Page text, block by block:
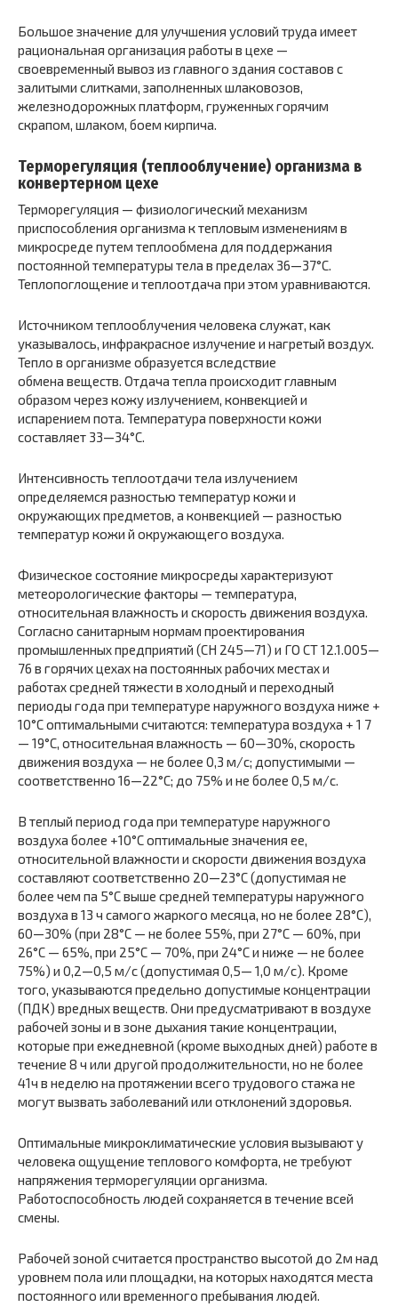
Большое значение для улучшения условий труда имеет
рациональная организация работы в цехе —
своевременный вывоз из главного здания составов с
залитыми слитками, заполненных шлаковозов,
железнодорожных платформ, груженных горячим
скрапом, шлаком, боем кирпича.
Терморегуляция (теплооблучение) организма в
конвертерном цехе
Терморегуляция — физиологический механизм
приспособления организма к тепловым изменениям в
микросреде путем теплообмена для поддержания
постоянной температуры тела в пределах 36—37°С.
Теплопоглощение и теплоотдача при этом уравниваются.
Источником теплооблучения человека служат, как
указывалось, инфракрасное излучение и нагретый воздух.
Тепло в организме образуется вследствие
обмена веществ. Отдача тепла происходит главным
образом через кожу излучением, конвекцией и
испарением пота. Температура поверхности кожи
составляет 33—34°С.
Интенсивность теплоотдачи тела излучением
определяемся разностью температур кожи и
окружающих предметов, а конвекцией — разностью
температур кожи й окружающего воздуха.
Физическое состояние микросреды характеризуют
метеорологические факторы — температура,
относительная влажность и скорость движения воздуха.
Согласно санитарным нормам проектирования
промышленных предприятий (СН 245—71) и ГО СТ 12.1.005—
76 в горячих цехах на постоянных рабочих местах и
работах средней тяжести в холодный и переходный
периоды года при температуре наружного воздуха ниже +
10°С оптимальными считаются: температура воздуха + 1 7
— 19°С, относительная влажность — 60—30%, скорость
движения воздуха — не более 0,3 м/с; допустимыми —
соответственно 16—22°С; до 75% и не более 0,5 м/с.
В теплый период года при температуре наружного
воздуха более +10°С оптимальные значения ее,
относительной влажности и скорости движения воздуха
составляют соответственно 20—23°С (допустимая не
более чем па 5°С выше средней температуры наружного
воздуха в 13 ч самого жаркого месяца, но не более 28°С),
60—30% (при 28°С — не более 55%, при 27°С — 60%, при
26°С — 65%, при 25°С — 70%, при 24°С и ниже — не более
75%) и 0,2—0,5 м/с (допустимая 0,5— 1,0 м/с). Кроме
того, указываются предельно допустимые концентрации
(ПДК) вредных веществ. Они предусматривают в воздухе
рабочей зоны и в зоне дыхания такие концентрации,
которые при ежедневной (кроме выходных дней) работе в
течение 8 ч или другой продолжительности, но не более
41ч в неделю на протяжении всего трудового стажа не
могут вызвать заболеваний или отклонений здоровья.
Оптимальные микроклиматические условия вызывают у
человека ощущение теплового комфорта, не требуют
напряжения терморегуляции организма.
Работоспособность людей сохраняется в течение всей
смены.
Рабочей зоной считается пространство высотой до 2м над
уровнем пола или площадки, на которых находятся места
постоянного или временного пребывания людей.